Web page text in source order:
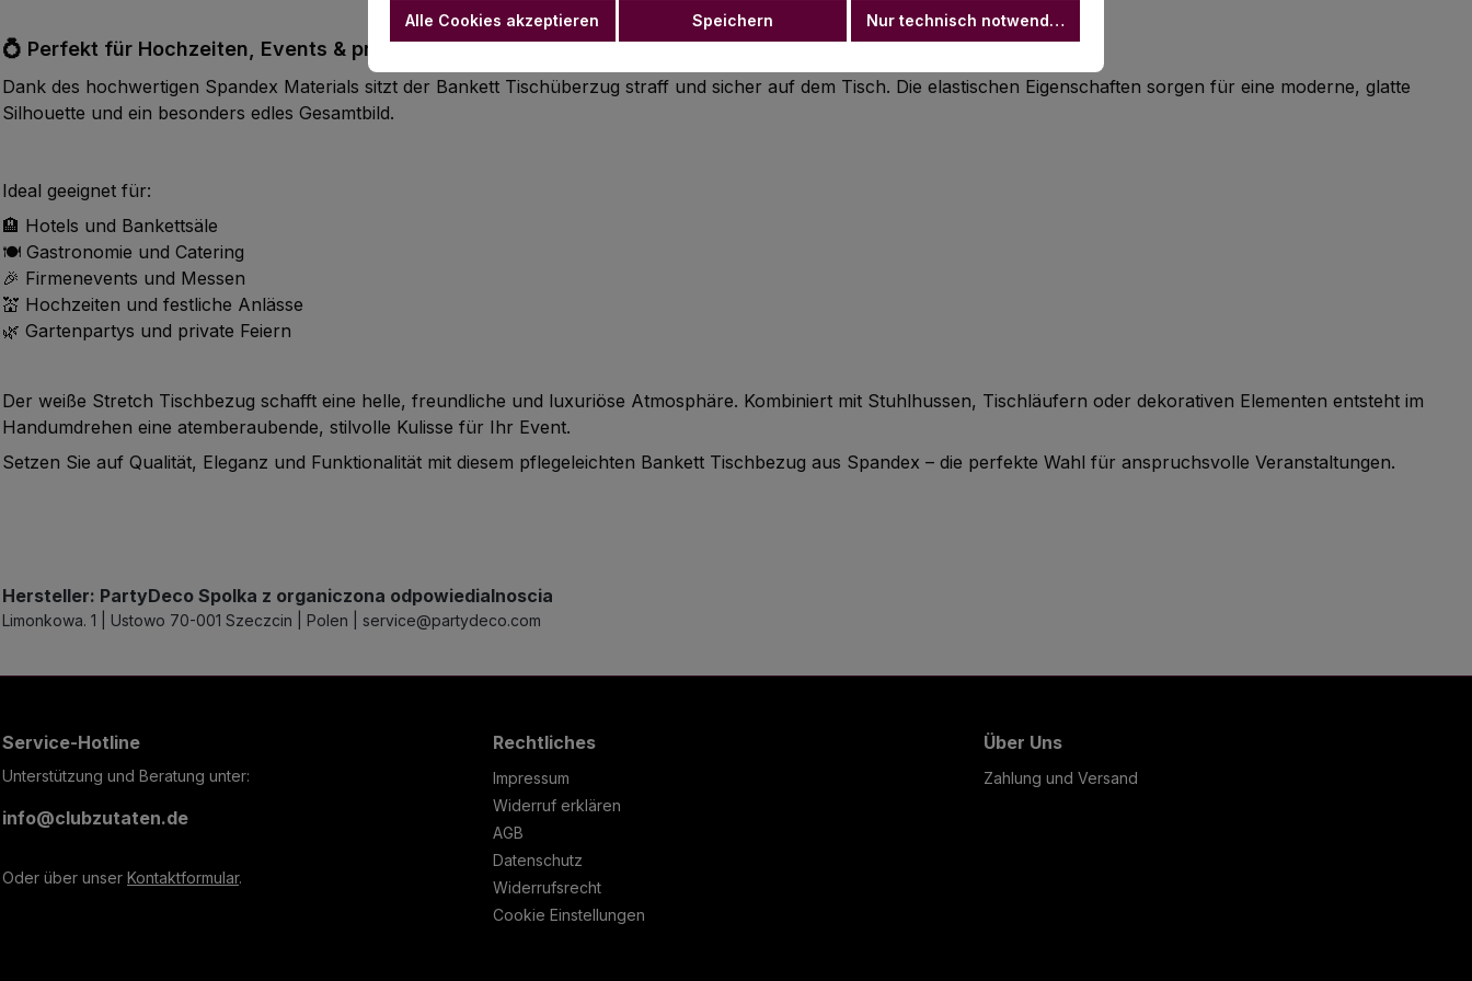
💍 Perfekt für Hochzeiten, Events & professionelle Veranstaltungen
Dank des hochwertigen Spandex Materials sitzt der Bankett Tischüberzug straff und sicher auf dem Tisch. Die elastischen Eigenschaften sorgen für eine moderne, glatte
Silhouette und ein besonders edles Gesamtbild.
Ideal geeignet für:
🏨 Hotels und Bankettsäle
🍽️ Gastronomie und Catering
🎉 Firmenevents und Messen
💒 Hochzeiten und festliche Anlässe
🌿 Gartenpartys und private Feiern
Der weiße Stretch Tischbezug schafft eine helle, freundliche und luxuriöse Atmosphäre. Kombiniert mit Stuhlhussen, Tischläufern oder dekorativen Elementen entsteht im
Handumdrehen eine atemberaubende, stilvolle Kulisse für Ihr Event.
Setzen Sie auf Qualität, Eleganz und Funktionalität mit diesem pflegeleichten Bankett Tischbezug aus Spandex – die perfekte Wahl für anspruchsvolle Veranstaltungen.
Hersteller: PartyDeco Spolka z organiczona odpowiedialnoscia
Limonkowa. 1 | Ustowo 70-001 Szeczcin | Polen | service@partydeco.com
Service-Hotline
Unterstützung und Beratung unter:
info@clubzutaten.de
Oder über unser Kontaktformular.
Rechtliches
Impressum
Widerruf erklären
AGB
Datenschutz
Widerrufsrecht
Cookie Einstellungen
Über Uns
Zahlung und Versand
Alle Cookies akzeptieren Speichern Nur technisch notwendige